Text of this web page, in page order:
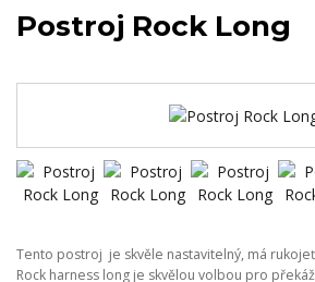
Postroj Rock Long
Tento postroj je skvěle nastavitelný, má
Rock harness long je skvělou volbou pro